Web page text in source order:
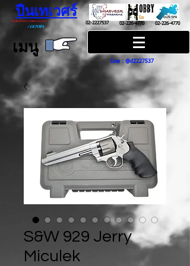
ปืนเทเวศร์
ปืนฮ๊อบบี้ กันส์ HOBBY GUNS
/GUN SPA
02-2227537 02-226-4770 02-226-4770
เมนู
Line : @d2227537
S&W 929 Jerry
Miculek